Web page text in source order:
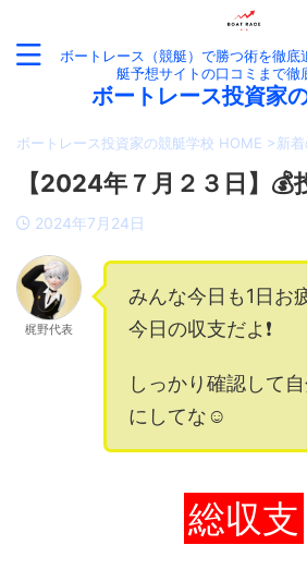
ボートレース（競艇）で勝つ術を徹底
艇予想サイトの口コミまで徹
ボートレース投資家
ボートレース投資家の競艇学校 HOME >新
【2024年７月２３日】💰
2024年7月24日
梶野代表
みんな今日も1日お
今日の収支だよ❗️
しっかり確認して
にしてな☺️
総収支